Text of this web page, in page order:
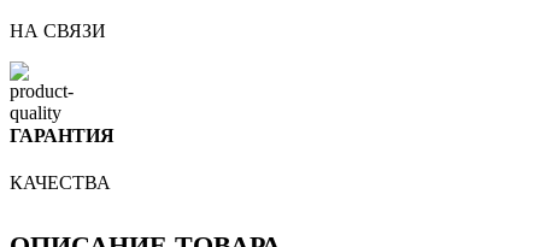
НА СВЯЗИ
ГАРАНТИЯ
КАЧЕСТВА